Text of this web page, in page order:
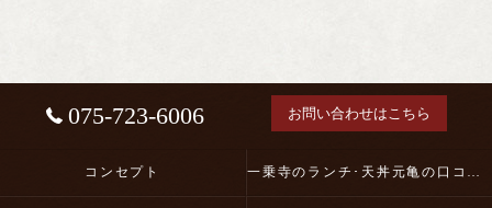
075-723-6006 お問い合わせはこちら
コンセプト 一乗寺のランチ･天丼元亀の口コミ情報